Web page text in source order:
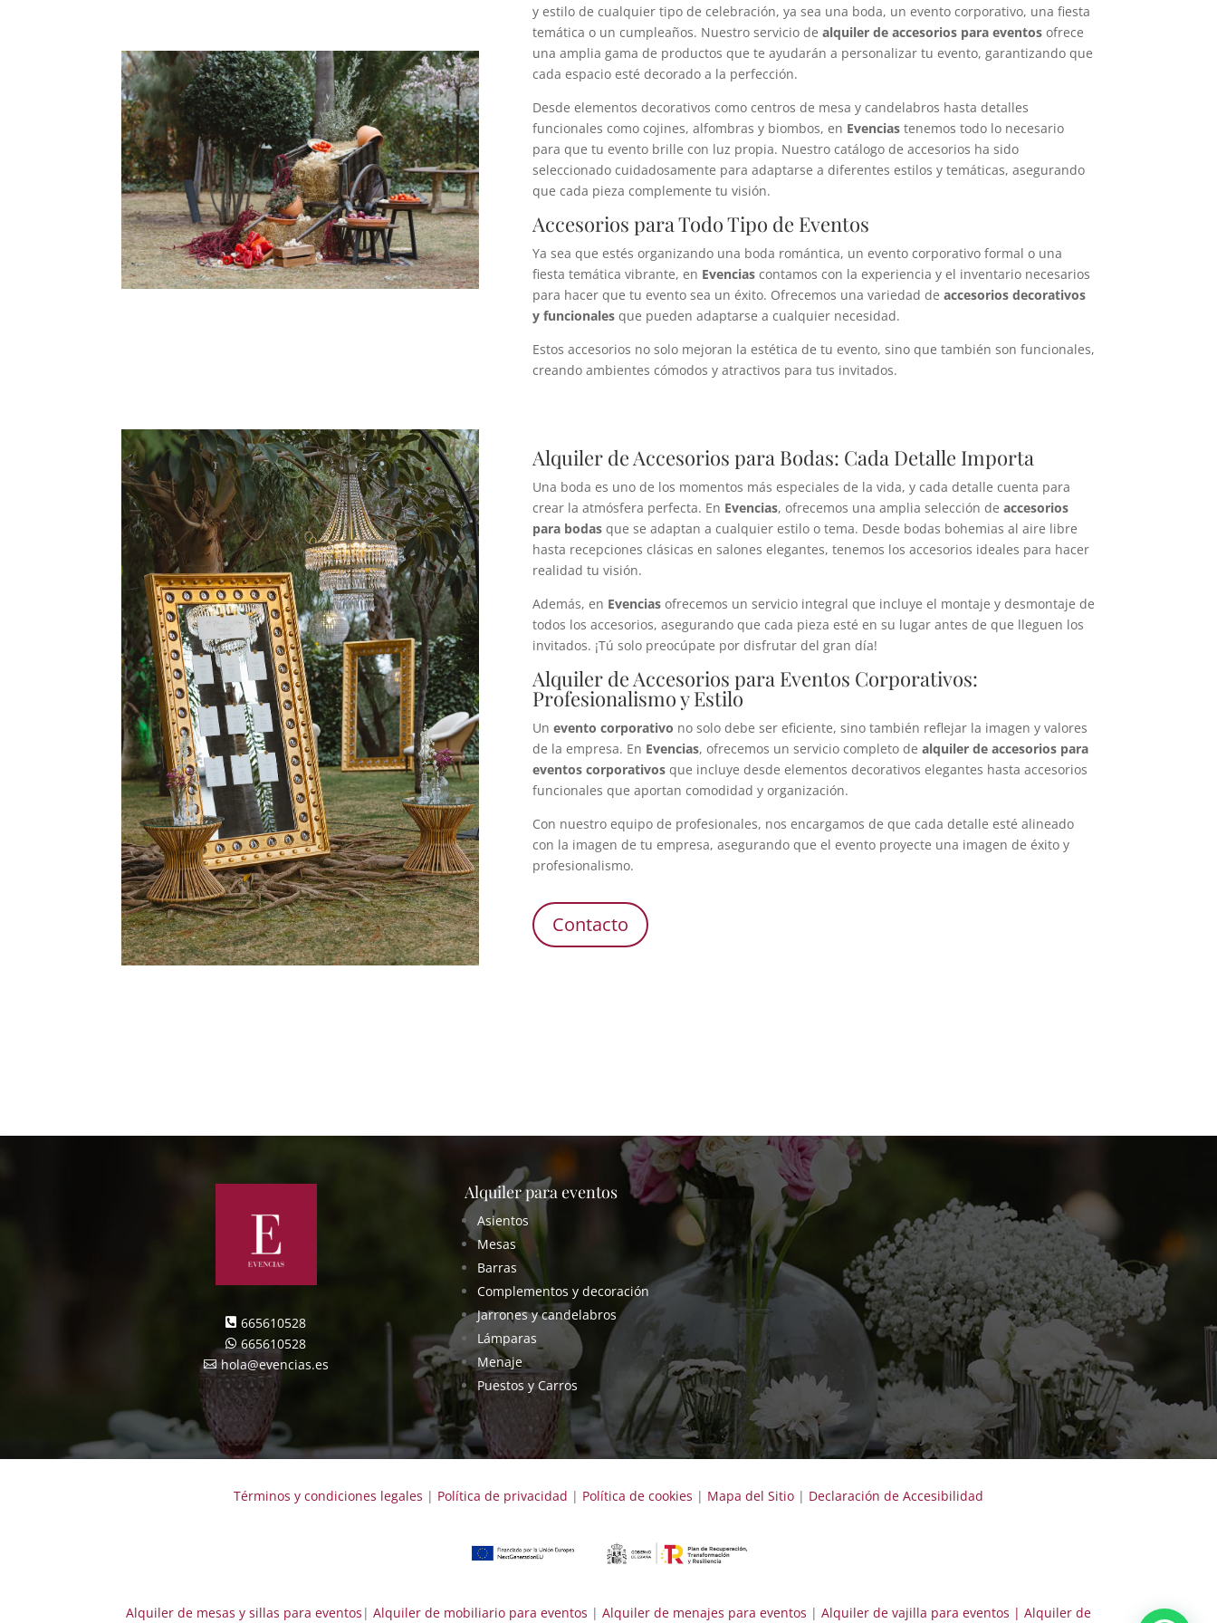
y estilo de cualquier tipo de celebración, ya sea una boda, un evento corporativo, una fiesta
temática o un cumpleaños. Nuestro servicio dealquiler de accesorios para eventos ofrece
una amplia gama de productos que te ayudarán a personalizar tu evento, garantizando que
cada espacio esté decorado a la perfección.
Desde elementos decorativos como centros de mesa y candelabros hasta detalles
funcionales como cojines, alfombras y biombos, en Evencias tenemos todo lo necesario
para que tu evento brille con luz propia. Nuestro catálogo de accesorios ha sido
seleccionado cuidadosamente para adaptarse a diferentes estilos y temáticas, asegurando
que cada pieza complemente tu visión.
Accesorios para Todo Tipo de Eventos
Ya sea que estés organizando una boda romántica, un evento corporativo formal o una
fiesta temática vibrante, en Evencias contamos con la experiencia y el inventario necesarios
para hacer que tu evento sea un éxito. Ofrecemos una variedad deaccesorios decorativos
y funcionales que pueden adaptarse a cualquier necesidad.
Estos accesorios no solo mejoran la estética de tu evento, sino que también son funcionales,
creando ambientes cómodos y atractivos para tus invitados.
Alquiler de Accesorios para Bodas: Cada Detalle Importa
Una boda es uno de los momentos más especiales de la vida, y cada detalle cuenta para
crear la atmósfera perfecta. En Evencias, ofrecemos una amplia selección deaccesorios
para bodas que se adaptan a cualquier estilo o tema. Desde bodas bohemias al aire libre
hasta recepciones clásicas en salones elegantes, tenemos los accesorios ideales para hacer
realidad tu visión.
Además, en Evencias ofrecemos un servicio integral que incluye el montaje y desmontaje de
todos los accesorios, asegurando que cada pieza esté en su lugar antes de que lleguen los
invitados. ¡Tú solo preocúpate por disfrutar del gran día!
Alquiler de Accesorios para Eventos Corporativos:
Profesionalismo y Estilo
Unevento corporativo no solo debe ser eficiente, sino también reflejar la imagen y valores
de la empresa. En Evencias, ofrecemos un servicio completo dealquiler de accesorios para
eventos corporativos que incluye desde elementos decorativos elegantes hasta accesorios
funcionales que aportan comodidad y organización.
Con nuestro equipo de profesionales, nos encargamos de que cada detalle esté alineado
con la imagen de tu empresa, asegurando que el evento proyecte una imagen de éxito y
profesionalismo.
Contacto
 665610528
 665610528
 hola@evencias.es
Alquiler para eventos
Asientos
Mesas
Barras
Complementos y decoración
Jarrones y candelabros
Lámparas
Menaje
Puestos y Carros
Términos y condiciones legales | Política de privacidad | Política de cookies | Mapa del Sitio | Declaración de Accesibilidad
Alquiler de mesas y sillas para eventos | Alquiler de mobiliario para eventos | Alquiler de menajes para eventos | Alquiler de vajilla para eventos | Alquiler de